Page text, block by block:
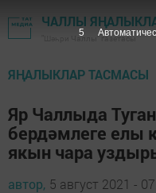
ЧАЛЛЫ
"Шәһри Чаллы" газетасы
ЯҢАЛЫКЛАР ТАСМАСЫ
Яр Чаллыда
бердәмлеге елы
якын чара
автор, 5 август 2021 -
4